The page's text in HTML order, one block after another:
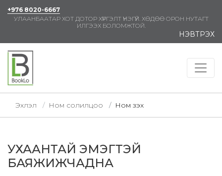
+976 8020-6667
УЛААНБААТАР ХОТ ДОТОР ХҮРГЭЛТ ҮНЭГҮЙ. ХӨДӨӨ ОРОН НУТАГТ
ИЛГЭЭХ БОЛОМЖТОЙ.
НЭВТРЭХ
Эхлэл Ном солилцоо Ном үзэх
УХААНТАЙ ЭМЭГТЭЙ
БАЯЖИЖЧАДНА